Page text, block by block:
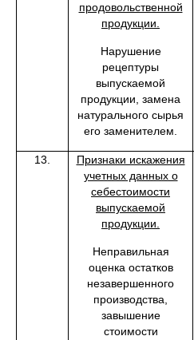
продовольственной
продукции.
Нарушение
рецептуры
выпускаемой
продукции, замена
натурального сырья
его заменителем.
13.
Признаки искажения
учетных данных о
себестоимости
выпускаемой
продукции.
Неправильная
оценка остатков
незавершенного
производства,
завышение
стоимости